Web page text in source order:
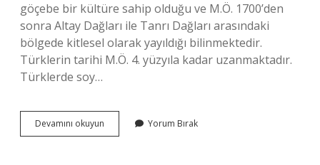
göçebe bir kültüre sahip olduğu ve M.Ö. 1700’den
sonra Altay Dağları ile Tanrı Dağları arasındaki
bölgede kitlesel olarak yayıldığı bilinmektedir.
Türklerin tarihi M.Ö. 4. yüzyıla kadar uzanmaktadır.
Türklerde soy…
Devamını okuyun Türklerin
Kökeni
Yorum Bırak